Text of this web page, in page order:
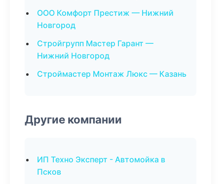
ООО Комфорт Престиж — Нижний
Новгород
Стройгрупп Мастер Гарант —
Нижний Новгород
Строймастер Монтаж Люкс — Казань
Другие компании
ИП Техно Эксперт - Автомойка в
Псков